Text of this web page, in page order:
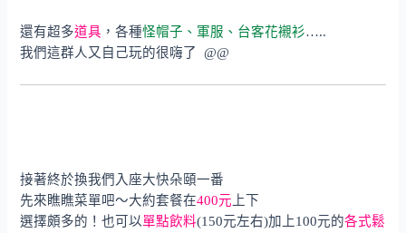
還有超多道具 ，各種怪帽子、軍服、台客花襯衫…..
我們這群人又自己玩的很嗨了 @@
接著終於換我們入座大快朵頤一番
先來瞧瞧菜單吧～大約套餐在400元 上下
選擇頗多的！也可以 單點飲料(150元左右)加上100元的各式鬆